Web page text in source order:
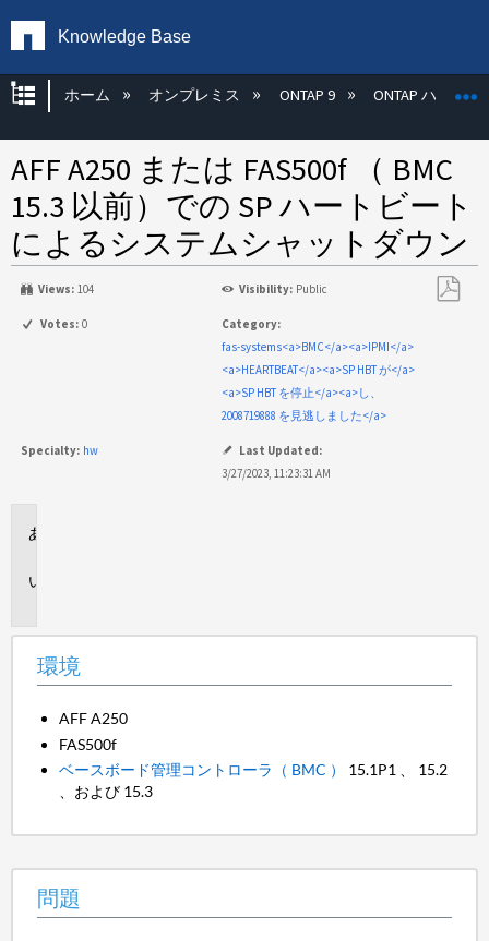
Knowledge Base
グローバル階層を展開/折りたたむ
ホーム オンプレミス ONTAP 9 ONTAP ハード
AFF A250 または FAS500f （ BMC
15.3 以前）での SP ハートビート
によるシステムシャットダウン
Views: 104 Visibility: Public
Votes: 0
Category:
fas-systems<a>BMC</a><a>IPMI</a>
<a>HEARTBEAT</a><a>SP HBT が</a>
<a>SP HBT を停止</a><a>し、
2008719888 を見逃しました</a>
Specialty: hw
Last Updated:
3/27/2023, 11:23:31 AM
環境
AFF A250
FAS500f
ベースボード管理コントローラ（ BMC ） 15.1P1 、 15.2
、および 15.3
問題